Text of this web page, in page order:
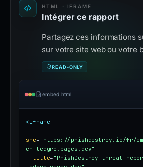
HTML · IFRAME
Intégrer ce rapport
Partagez ces informations
sur votre site web ou votre
READ-ONLY
embed.html
<iframe
src= "https://phishdestroy.io/fr/
en-ledgro.pages.dev"
title= "PhishDestroy threat